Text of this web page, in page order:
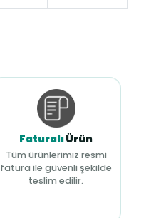
FaturalıÜrün
Tüm ürünlerimiz resmi
fatura ile güvenli şekilde
teslim edilir.